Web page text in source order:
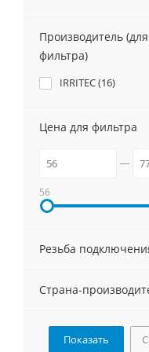
Производитель (для
фильтра)
IRRITEC (16)
Цена для фильтра
56
Резьба
Страна-